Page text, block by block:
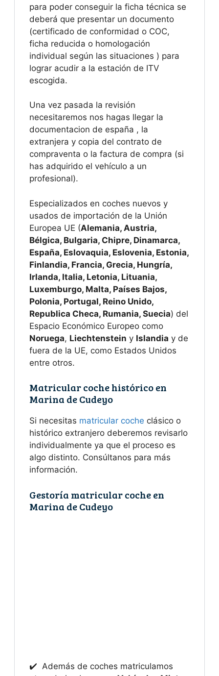
para poder conseguir la ficha técnica se
deberá que presentar un documento
(certificado de conformidad o COC,
ficha reducida o homologación
individual según las situaciones ) para
lograr acudir a la estación de ITV
escogida.
Una vez pasada la revisión
necesitaremos nos hagas llegar la
documentacion de españa , la
extranjera y copia del contrato de
compraventa o la factura de compra (si
has adquirido el vehículo a un
profesional).
Especializados en coches nuevos y
usados de importación de la Unión
Europea UE (Alemania, Austria,
Bélgica, Bulgaria, Chipre, Dinamarca,
España, Eslovaquia, Eslovenia, Estonia,
Finlandia, Francia, Grecia, Hungría,
Irlanda, Italia, Letonia, Lituania,
Luxemburgo, Malta, Países Bajos,
Polonia, Portugal, Reino Unido,
Republica Checa, Rumania, Suecia) del
Espacio Económico Europeo como
Noruega, Liechtenstein y Islandia y de
fuera de la UE, como Estados Unidos
entre otros.
Matricular coche histórico en
Marina de Cudeyo
Si necesitas matricular coche clásico o
histórico extranjero deberemos revisarlo
individualmente ya que el proceso es
algo distinto. Consúltanos para más
información.
Gestoría matricular coche en
Marina de Cudeyo
✔️ Además de coches matriculamos